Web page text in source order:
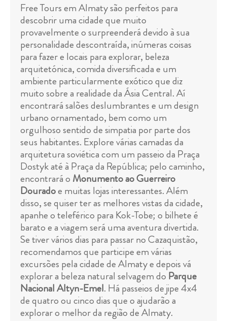
Free Tours em Almaty são perfeitos para
descobrir uma cidade que muito
provavelmente o surpreenderá devido à sua
personalidade descontraída, inúmeras coisas
para fazer e locais para explorar, beleza
arquitetónica, comida diversificada e um
ambiente particularmente exótico que diz
muito sobre a realidade da Ásia Central. Aí
encontrará salões deslumbrantes e um design
urbano ornamentado, bem como um
orgulhoso sentido de simpatia por parte dos
seus habitantes. Explore várias camadas da
arquitetura soviética com um passeio da Praça
Dostyk até à Praça da República; pelo caminho,
encontrará o Monumento ao Guerreiro
Douradoe muitas lojas interessantes. Além
disso, se quiser ter as melhores vistas da cidade,
apanhe o teleférico para Kok-Tobe; o bilhete é
barato e a viagem será uma aventura divertida.
Se tiver vários dias para passar no Cazaquistão,
recomendamos que participe em várias
excursões pela cidade de Almaty e depois vá
explorar a beleza natural selvagem do Parque
Nacional Altyn-Emel. Há passeios de jipe 4x4
de quatro ou cinco dias que o ajudarão a
explorar o melhor da região de Almaty.